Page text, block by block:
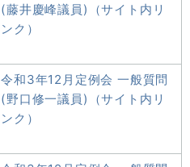
(藤井慶峰議員)（サイト内リ
ンク）
令和3年12月定例会 一般質問
(野口修一議員)（サイト内リ
ンク）